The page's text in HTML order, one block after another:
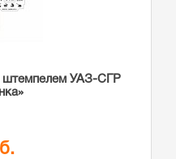
штемпелем УАЗ-СГР